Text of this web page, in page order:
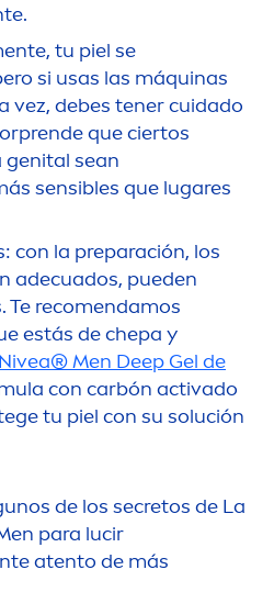
te.
te, tu piel se
si usas las máquinas
vez, debes tener cuidado
que ciertos
sean
sensibles que lugares
con la preparación, los
adecuados, pueden
Te recomendamos
estás de chepa y
Nivea®Men Deep Gel de
con carbón activado
tu piel con su solución
de los secretos de La
para lucir
atento de más